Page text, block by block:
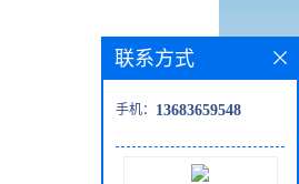
联系方式
手机： 13683659548